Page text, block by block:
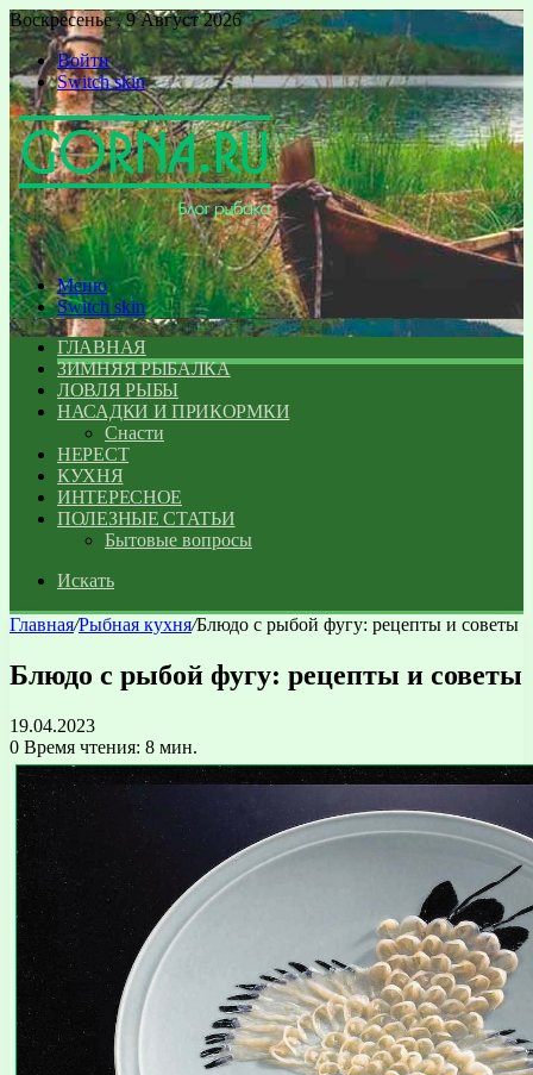
Воскресенье , 9 Август 2026
Войти
Switch skin
Меню
Switch skin
ГЛАВНАЯ
ЗИМНЯЯ РЫБАЛКА
ЛОВЛЯ РЫБЫ
НАСАДКИ И ПРИКОРМКИ
Снасти
НЕРЕСТ
КУХНЯ
ИНТЕРЕСНОЕ
ПОЛЕЗНЫЕ СТАТЬИ
Бытовые вопросы
Искать
Главная/Рыбная кухня/Блюдо с рыбой фугу: рецепты и советы
Блюдо с рыбой фугу: рецепты и советы
19.04.2023
0 Время чтения: 8 мин.